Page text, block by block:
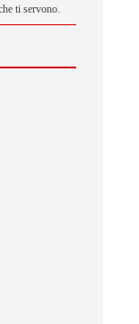
ti servono.